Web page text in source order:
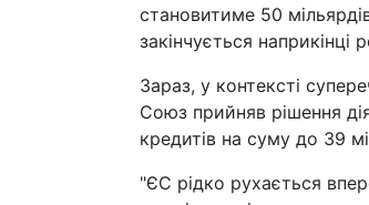
становитиме 50
закінчується
Зараз, у контексті
Союз прийняв рішення
кредитів на суму до 39
"ЄС рідко рухається